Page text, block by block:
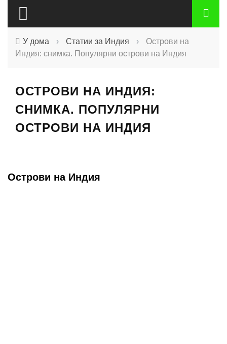
У дома › Статии за Индия ›
Острови на
Индия: снимка. Популярни острови на Индия
ОСТРОВИ НА ИНДИЯ:
СНИМКА. ПОПУЛЯРНИ
ОСТРОВИ НА ИНДИЯ
Острови на Индия